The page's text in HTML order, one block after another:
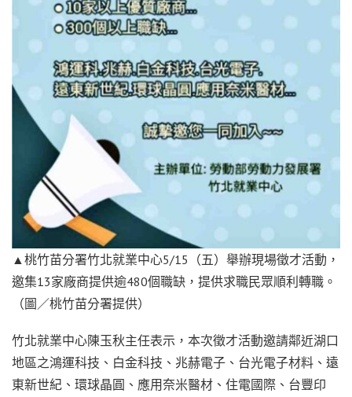
▲桃竹苗分署竹北就業中心5/15（五）舉辦現場徵才活動，
邀集13家廠商提供逾480個職缺，提供求職民眾順利轉職。
（圖／桃竹苗分署提供）
竹北就業中心陳玉秋主任表示，本次徵才活動邀請鄰近湖口
地區之鴻運科技、白金科技、兆赫電子、台光電子材料、遠
東新世紀、環球晶圓、應用奈米醫材、住電國際、台豐印